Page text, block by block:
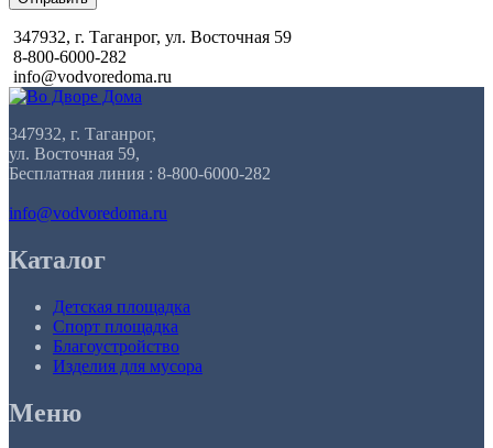
347932, г. Таганрог, ул. Восточная 59
8-800-6000-282
info@vodvoredoma.ru
347932, г. Таганрог,
ул. Восточная 59,
Бесплатная линия : 8-800-6000-282
info@vodvoredoma.ru
Каталог
Детская площадка
Спорт площадка
Благоустройство
Изделия для мусора
Меню